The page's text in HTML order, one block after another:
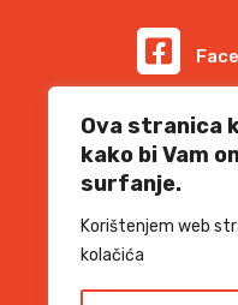
Ova stranica
kako bi Vam
surfanje.
Korištenjem web
kolačića
Informacije i
ili tehničke
prodajnim